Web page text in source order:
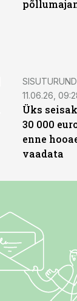
ST
11.06.26,
Üks
30 000
enne
vaadata